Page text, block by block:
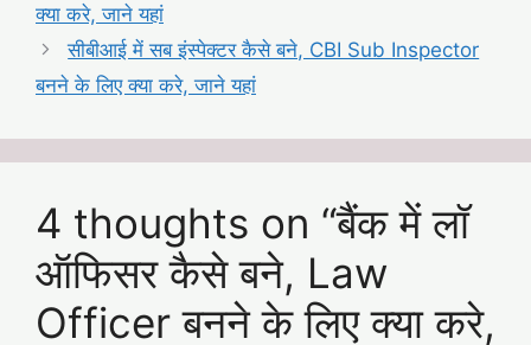
क्या करे, जाने यहां
सीबीआई में सब इंस्पेक्टर कैसे बने, CBI Sub Inspector
बनने के लिए क्या करे, जाने यहां
4 thoughts on “बैंक में लॉ
ऑफिसर कैसे बने, Law
Officer बनने के लिए क्या करे,